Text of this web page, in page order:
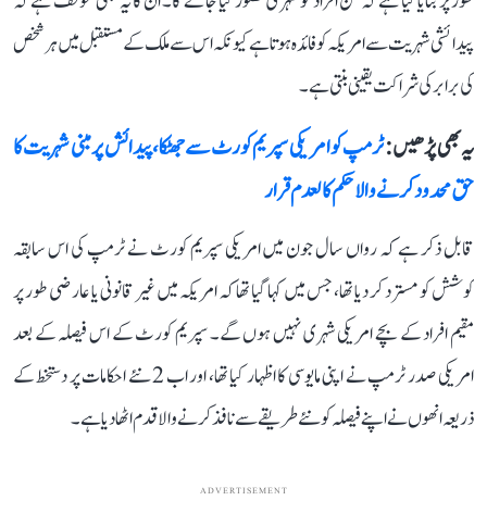
پیدائشی شہریت سے امریکہ کو فائدہ ہوتا ہے کیونکہ اس سے ملک کے مستقبل میں ہر شخص
کی برابر کی شراکت یقینی بنتی ہے۔
یہ بھی پڑھیں :ٹرمپ کو امریکی سپریم کورٹ سے جھٹکا، پیدائش پر مبنی شہریت کا
حق محدود کرنے والا حکم کالعدم قرار
قابل ذکر ہے کہ رواں سال جون میں امریکی سپریم کورٹ نے ٹرمپ کی اس سابقہ
کوشش کو مسترد کر دیا تھا، جس میں کہا گیا تھا کہ امریکہ میں غیر قانونی یا عارضی طور پر
مقیم افراد کے بچے امریکی شہری نہیں ہوں گے۔ سپریم کورٹ کے اس فیصلہ کے بعد
امریکی صدر ٹرمپ نے اپنی مایوسی کا اظہار کیا تھا، اور اب 2 نئے احکامات پر دستخط کے
ذریعہ انھوں نے اپنے فیصلہ کو نئے طریقے سے نافذ کرنے والا قدم اٹھا دیا ہے۔
ADVERTISEMENT